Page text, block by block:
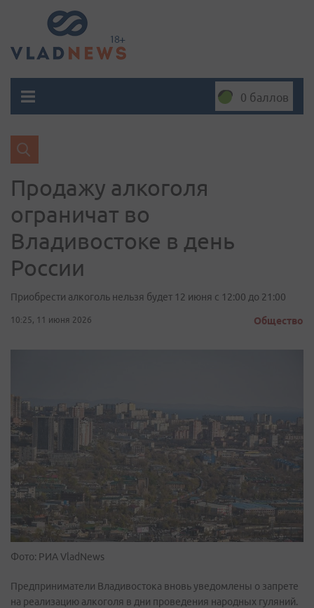
0 баллов
Продажу алкоголя
ограничат во
Владивостоке в день
России
Приобрести алкоголь нельзя будет 12 июня с 12:00 до 21:00
10:25, 11 июня 2026 Общество
Фото: РИА VladNews
Предприниматели Владивостока вновь уведомлены о запрете
на реализацию алкоголя в дни проведения народных гуляний.